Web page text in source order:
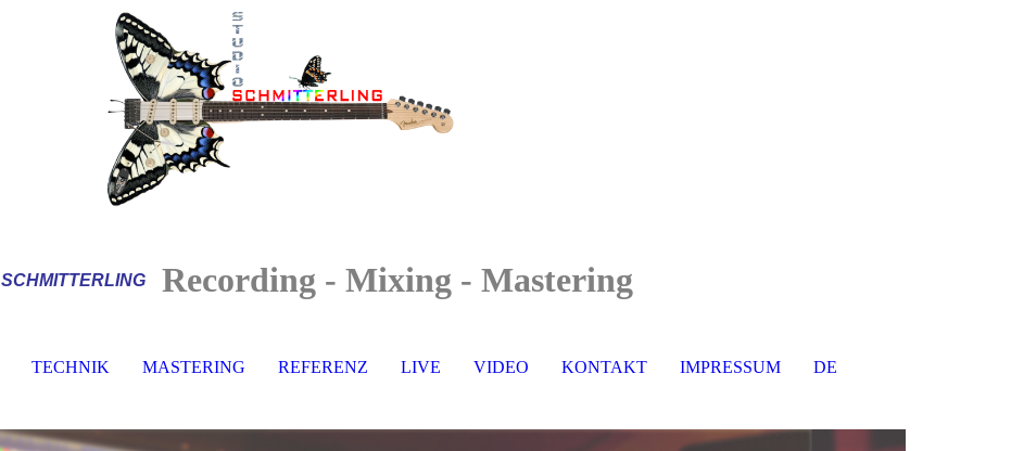
SCHMITTERLING Recording - Mixing - Mastering
TECHNIK MASTERING REFERENZ LIVE VIDEO KONTAKT IMPRESSUM DE